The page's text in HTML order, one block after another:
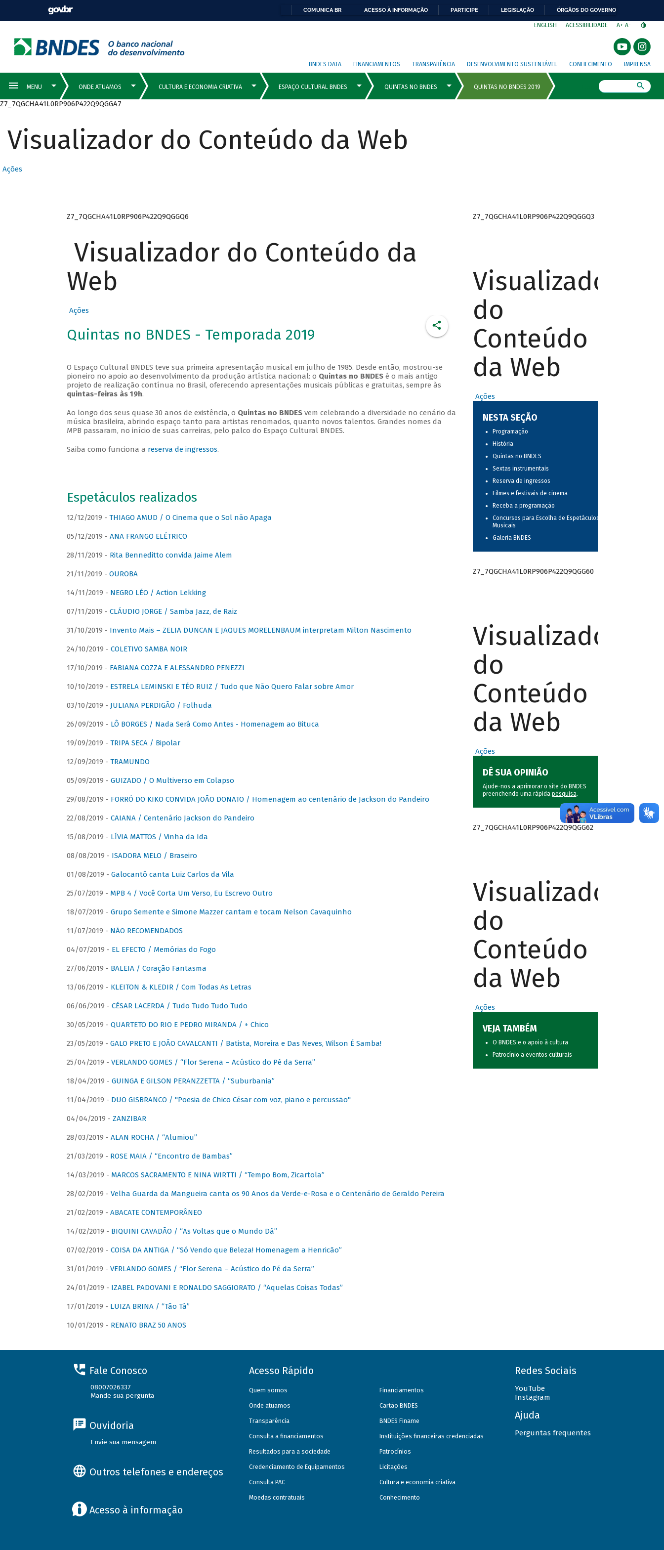
COMUNICA BR ACESSO À INFORMAÇÃO PARTICIPE LEGISLAÇÃO ÓRGÃOS DO GOVERNO
ENGLISH ACESSIBILIDADE A+ A-
BNDES DATA FINANCIAMENTOS TRANSPARÊNCIA DESENVOLVIMENTO SUSTENTÁVEL CONHECIMENTO IMPRENSA
Z7_7QGCHA41L0RP906P422Q9QGGA7
Visualizador do Conteúdo da Web
Ações
Z7_7QGCHA41L0RP906P422Q9QGGQ6
Visualizador do Conteúdo da
Web
Ações
Quintas no BNDES - Temporada 2019
O Espaço Cultural BNDES teve sua primeira apresentação musical em julho de 1985. Desde então, mostrou-se
pioneiro no apoio ao desenvolvimento da produção artística nacional: o Quintas no BNDESé o mais antigo
projeto de realização contínua no Brasil, oferecendo apresentações musicais públicas e gratuitas, sempre às
quintas-feiras às 19h.
Ao longo dos seus quase 30 anos de existência, o Quintas no BNDESvem celebrando a diversidade no cenário da
música brasileira, abrindo espaço tanto para artistas renomados, quanto novos talentos. Grandes nomes da
MPB passaram, no início de suas carreiras, pelo palco do Espaço Cultural BNDES.
Saiba como funciona a reserva de ingressos.
Espetáculos realizados
12/12/2019 - THIAGO AMUD / O Cinema que o Sol não Apaga
05/12/2019 - ANA FRANGO ELÉTRICO
28/11/2019 - Rita Benneditto convida Jaime Alem
21/11/2019 - OUROBA
14/11/2019 - NEGRO LÉO / Action Lekking
07/11/2019 - CLÁUDIO JORGE / Samba Jazz, de Raiz
31/10/2019 - Invento Mais – ZELIA DUNCAN E JAQUES MORELENBAUM interpretam Milton Nascimento
24/10/2019 - COLETIVO SAMBA NOIR
17/10/2019 - FABIANA COZZA E ALESSANDRO PENEZZI
10/10/2019 - ESTRELA LEMINSKI E TÉO RUIZ / Tudo que Não Quero Falar sobre Amor
03/10/2019 - JULIANA PERDIGÃO / Folhuda
26/09/2019 - LÔ BORGES / Nada Será Como Antes - Homenagem ao Bituca
19/09/2019 - TRIPA SECA / Bipolar
12/09/2019 - TRAMUNDO
05/09/2019 - GUIZADO / O Multiverso em Colapso
29/08/2019 - FORRÓ DO KIKO CONVIDA JOÃO DONATO / Homenagem ao centenário de Jackson do Pandeiro
22/08/2019 - CAIANA / Centenário Jackson do Pandeiro
15/08/2019 - LÍVIA MATTOS / Vinha da Ida
08/08/2019 - ISADORA MELO / Braseiro
01/08/2019 - Galocantô canta Luiz Carlos da Vila
25/07/2019 - MPB 4 / Você Corta Um Verso, Eu Escrevo Outro
18/07/2019 - Grupo Semente e Simone Mazzer cantam e tocam Nelson Cavaquinho
11/07/2019 - NÃO RECOMENDADOS
04/07/2019 - EL EFECTO / Memórias do Fogo
27/06/2019 - BALEIA / Coração Fantasma
13/06/2019 - KLEITON & KLEDIR / Com Todas As Letras
06/06/2019 - CÉSAR LACERDA / Tudo Tudo Tudo Tudo
30/05/2019 - QUARTETO DO RIO E PEDRO MIRANDA / + Chico
23/05/2019 - GALO PRETO E JOÃO CAVALCANTI / Batista, Moreira e Das Neves, Wilson É Samba!
25/04/2019 - VERLANDO GOMES / “Flor Serena – Acústico do Pé da Serra”
18/04/2019 - GUINGA E GILSON PERANZZETTA / “Suburbania”
11/04/2019 - DUO GISBRANCO / "Poesia de Chico César com voz, piano e percussão"
04/04/2019 - ZANZIBAR
28/03/2019 - ALAN ROCHA / “Alumiou”
21/03/2019 - ROSE MAIA / “Encontro de Bambas”
14/03/2019 - MARCOS SACRAMENTO E NINA WIRTTI / “Tempo Bom, Zicartola”
28/02/2019 - Velha Guarda da Mangueira canta os 90 Anos da Verde-e-Rosa e o Centenário de Geraldo Pereira
21/02/2019 - ABACATE CONTEMPORÂNEO
14/02/2019 - BIQUINI CAVADÃO / “As Voltas que o Mundo Dá”
07/02/2019 - COISA DA ANTIGA / “Só Vendo que Beleza! Homenagem a Henricão”
31/01/2019 - VERLANDO GOMES / “Flor Serena – Acústico do Pé da Serra”
24/01/2019 - IZABEL PADOVANI E RONALDO SAGGIORATO / “Aquelas Coisas Todas”
17/01/2019 - LUIZA BRINA / “Tão Tá”
10/01/2019 - RENATO BRAZ 50 ANOS
Z7_7QGCHA41L0RP906P422Q9QGGQ3
Visualizador
do
Conteúdo
da Web
Ações
NESTA SEÇÃO
Programação
História
Quintas no BNDES
Sextas instrumentais
Reserva de ingressos
Filmes e festivais de cinema
Receba a programação
Concursos para Escolha de Espetáculos
Musicais
Galeria BNDES
Z7_7QGCHA41L0RP906P422Q9QGG60
Visualizador
do
Conteúdo
da Web
Ações
DÊ SUA OPINIÃO
Ajude-nos a aprimorar o site do BNDES
preenchendo uma rápida pesquisa.
Z7_7QGCHA41L0RP906P422Q9QGG62
Visualizador
do
Conteúdo
da Web
Ações
VEJA TAMBÉM
O BNDES e o apoio à cultura
Patrocínio a eventos culturais
Fale Conosco
08007026337
Mande sua pergunta
Ouvidoria
Envie sua mensagem
Outros telefones e endereços
Acesso à informação
Acesso Rápido
Quem somos
Onde atuamos
Transparência
Consulta a financiamentos
Resultados para a sociedade
Credenciamento de Equipamentos
Consulta PAC
Moedas contratuais
Financiamentos
Cartão BNDES
BNDES Finame
Instituições financeiras credenciadas
Patrocínios
Licitações
Cultura e economia criativa
Conhecimento
Redes Sociais
YouTube
Instagram
Ajuda
Perguntas frequentes